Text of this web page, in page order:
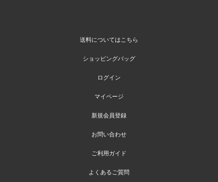
送料についてはこちら
ショッピングバッグ
ログイン
マイページ
新規会員登録
お問い合わせ
ご利用ガイド
よくあるご質問